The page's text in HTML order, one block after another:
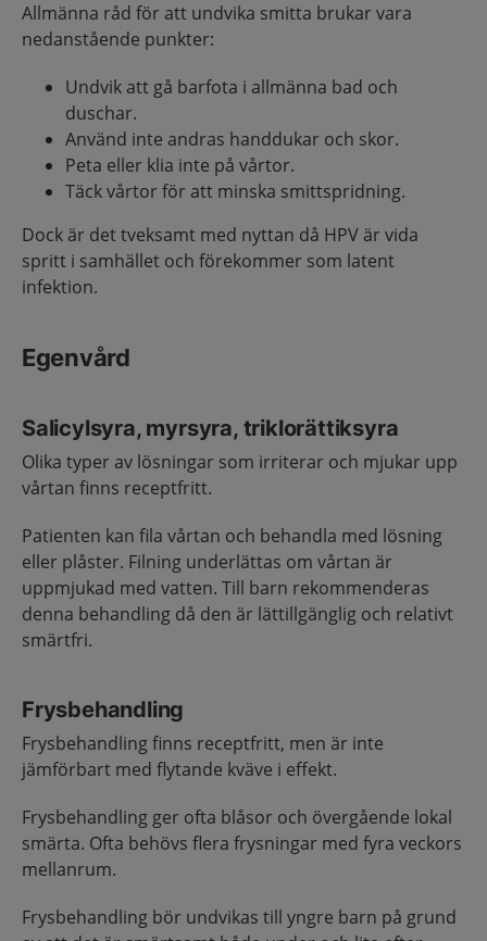
Allmänna råd för att undvika smitta brukar vara
nedanstående punkter:
Undvik att gå barfota i allmänna bad och
duschar.
Använd inte andras handdukar och skor.
Peta eller klia inte på vårtor.
Täck vårtor för att minska smittspridning.
Dock är det tveksamt med nyttan då HPV är vida
spritt i samhället och förekommer som latent
infektion.
Egenvård
Salicylsyra, myrsyra, triklorättiksyra
Olika typer av lösningar som irriterar och mjukar upp
vårtan finns receptfritt.
Patienten kan fila vårtan och behandla med lösning
eller plåster. Filning underlättas om vårtan är
uppmjukad med vatten. Till barn rekommenderas
denna behandling då den är lättillgänglig och relativt
smärtfri.
Frysbehandling
Frysbehandling finns receptfritt, men är inte
jämförbart med flytande kväve i effekt.
Frysbehandling ger ofta blåsor och övergående lokal
smärta. Ofta behövs flera frysningar med fyra veckors
mellanrum.
Frysbehandling bör undvikas till yngre barn på grund